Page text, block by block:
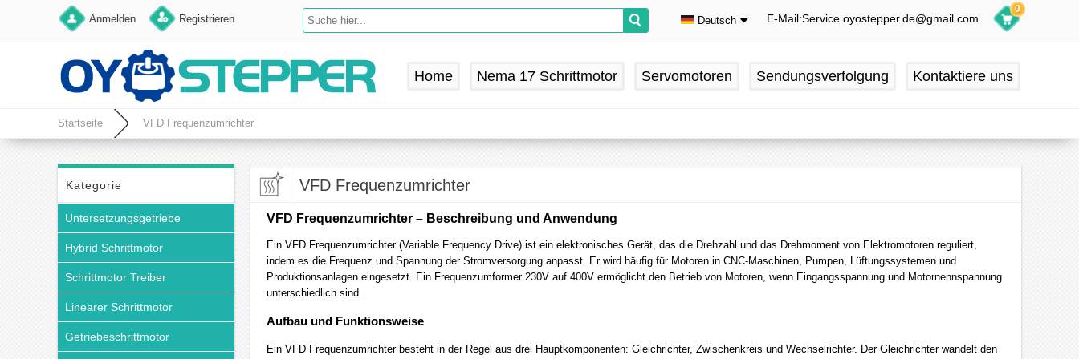
Anmelden Registrieren Deutsch
Deutsch
E-Mail:Service.oyostepper.de@gmail.com
0
Home Nema 17 Schrittmotor Servomotoren Sendungsverfolgung Kontaktiere uns
Startseite VFD Frequenzumrichter
Kategorie
Untersetzungsgetriebe
Hybrid Schrittmotor
Schrittmotor Treiber
Linearer Schrittmotor
Getriebeschrittmotor
VFD Frequenzumrichter
VFD Frequenzumrichter – Beschreibung und Anwendung
Ein VFD Frequenzumrichter (Variable Frequency Drive) ist ein elektronisches Gerät, das die Drehzahl und das Drehmoment von Elektromotoren reguliert,
indem es die Frequenz und Spannung der Stromversorgung anpasst. Er wird häufig für Motoren in CNC-Maschinen, Pumpen, Lüftungssystemen und
Produktionsanlagen eingesetzt. Ein Frequenzumformer 230V auf 400V ermöglicht den Betrieb von Motoren, wenn Eingangsspannung und Motornennspannung
unterschiedlich sind.
Aufbau und Funktionsweise
Ein VFD Frequenzumrichter besteht in der Regel aus drei Hauptkomponenten: Gleichrichter, Zwischenkreis und Wechselrichter. Der Gleichrichter wandelt den